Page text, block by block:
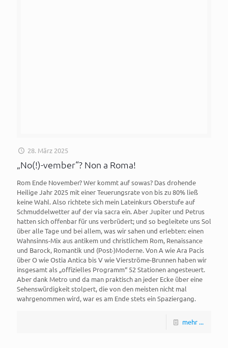
28. März 2025
„No(!)-vember“? Non a Roma!
Rom Ende November? Wer kommt auf sowas? Das drohende
Heilige Jahr 2025 mit einer Teuerungsrate von bis zu 80% ließ
keine Wahl. Also richtete sich mein Lateinkurs Oberstufe auf
Schmuddelwetter auf der via sacra ein. Aber Jupiter und Petrus
hatten sich offenbar für uns verbrüdert; und so begleitete uns Sol
über alle Tage und bei allem, was wir sahen und erlebten: einen
Wahnsinns-Mix aus antikem und christlichem Rom, Renaissance
und Barock, Romantik und (Post-)Moderne. Von A wie Ara Pacis
über O wie Ostia Antica bis V wie Vierströme-Brunnen haben wir
insgesamt als „offizielles Programm“ 52 Stationen angesteuert.
Aber dank Metro und da man praktisch an jeder Ecke über eine
Sehenswürdigkeit stolpert, die von den meisten nicht mal
wahrgenommen wird, war es am Ende stets ein Spaziergang.
mehr ...